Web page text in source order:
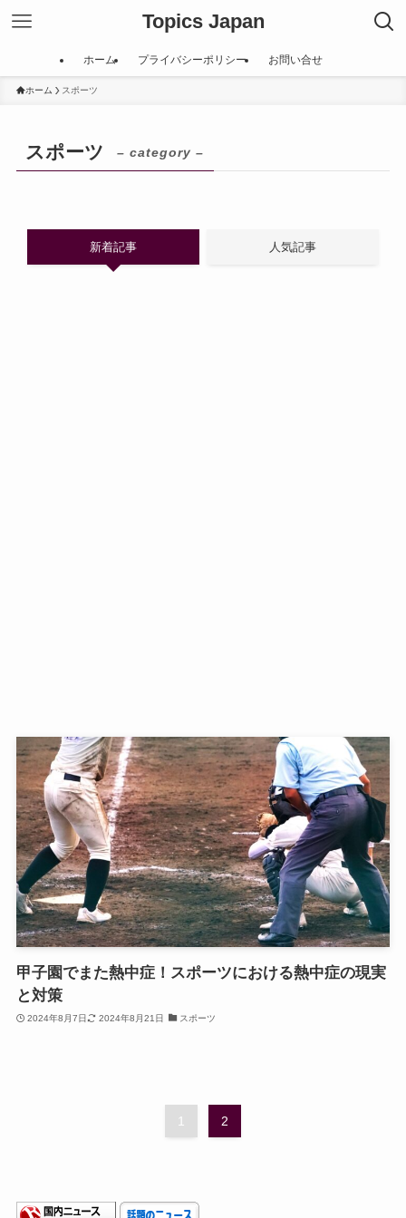
Topics Japan
ホーム プライバシーポリシー お問い合せ
ホーム スポーツ
スポーツ – category –
新着記事 人気記事
甲子園でまた熱中症！スポーツにおける熱中症の現実
と対策
2024年8月7日 2024年8月21日 スポーツ
1 2